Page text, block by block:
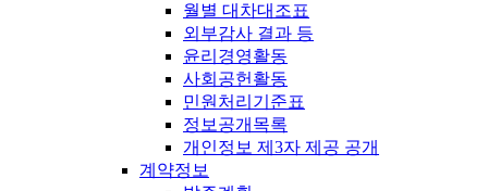
월별 대차대조표
외부감사 결과 등
윤리경영활동
사회공헌활동
민원처리기준표
정보공개목록
개인정보 제3자 제공 공개
계약정보